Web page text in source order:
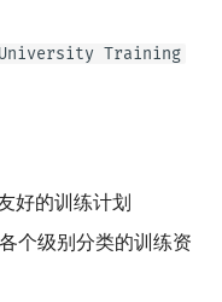
Training
好的训练计划
各个级别分类的训练资